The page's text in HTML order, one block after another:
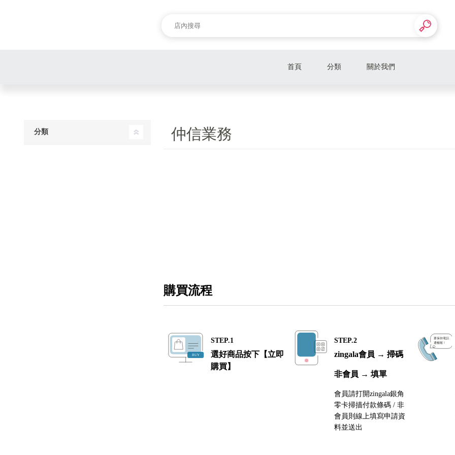
首頁 分類 關於我們
仲信業務
購買流程
STEP.1
選好商品按下【立即
購買】
STEP.2
zingala會員 → 掃碼
非會員 → 填單
會員請打開zingala銀角
零卡掃描付款條碼 / 非
會員則線上填寫申請資
料並送出
分類